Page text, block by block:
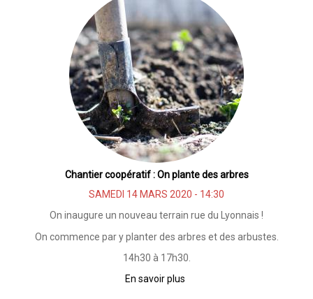
Spirale
des
sens
Chantier coopératif : On plante des arbres
SAMEDI 14 MARS 2020 - 14:30
On inaugure un nouveau terrain rue du Lyonnais !
On commence par y planter des arbres et des arbustes.
14h30 à 17h30.
En savoir plus